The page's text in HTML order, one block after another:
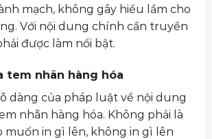
mạch, không gây hiểu lầm cho
Với nội dung chính cần truyền
được làm nổi bật.
tem nhãn hàng hóa
dàng của pháp luật về nội dung
nhãn hàng hóa. Không phải là
muốn in gì lên, không in gì lên